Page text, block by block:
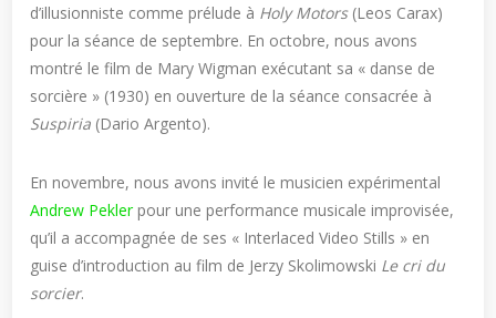
d’illusionniste comme prélude à Holy Motors(Leos Carax)
pour la séance de septembre. En octobre, nous avons
montré le film de Mary Wigman exécutant sa « danse de
sorcière » (1930) en ouverture de la séance consacrée à
Suspiria (Dario Argento).
En novembre, nous avons invité le musicien expérimental
Andrew Peklerpour une performance musicale improvisée,
qu’il a accompagnée de ses « Interlaced Video Stills » en
guise d’introduction au film de Jerzy Skolimowski Le cri du
sorcier.